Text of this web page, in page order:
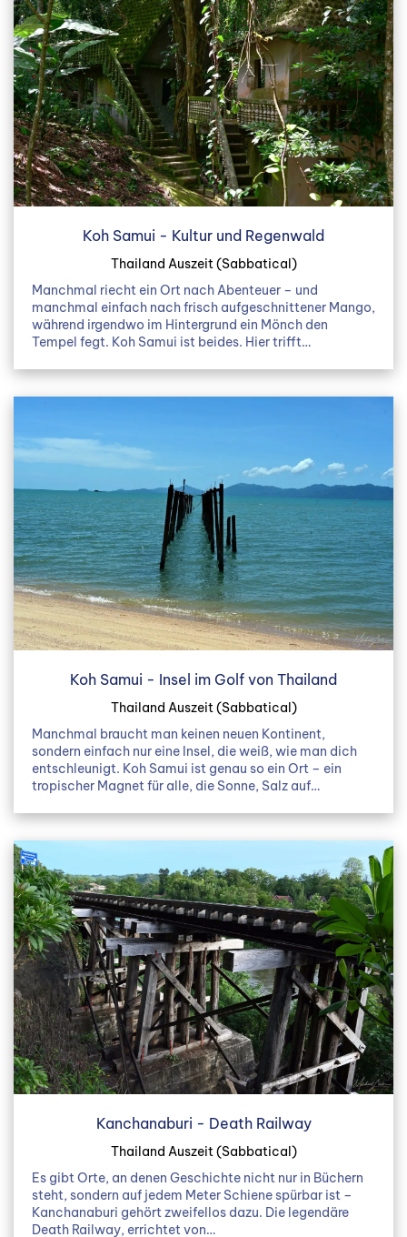
Koh Samui - Kultur und Regenwald
Thailand Auszeit (Sabbatical)
Manchmal riecht ein Ort nach Abenteuer – und
manchmal einfach nach frisch aufgeschnittener Mango,
während irgendwo im Hintergrund ein Mönch den
Tempel fegt. Koh Samui ist beides. Hier trifft…
Koh Samui - Insel im Golf von Thailand
Thailand Auszeit (Sabbatical)
Manchmal braucht man keinen neuen Kontinent,
sondern einfach nur eine Insel, die weiß, wie man dich
entschleunigt. Koh Samui ist genau so ein Ort – ein
tropischer Magnet für alle, die Sonne, Salz auf…
Kanchanaburi - Death Railway
Thailand Auszeit (Sabbatical)
Es gibt Orte, an denen Geschichte nicht nur in Büchern
steht, sondern auf jedem Meter Schiene spürbar ist –
Kanchanaburi gehört zweifellos dazu. Die legendäre
Death Railway, errichtet von…